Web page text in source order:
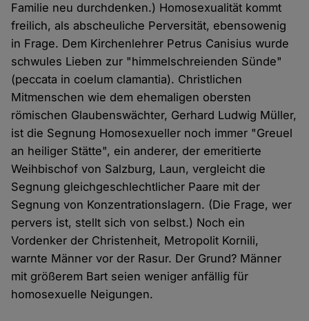
Familie neu durchdenken.) Homosexualität kommt
freilich, als abscheuliche Perversität, ebensowenig
in Frage. Dem Kirchenlehrer Petrus Canisius wurde
schwules Lieben zur "himmelschreienden Sünde"
(peccata in coelum clamantia). Christlichen
Mitmenschen wie dem ehemaligen obersten
römischen Glaubenswächter, Gerhard Ludwig Müller,
ist die Segnung Homosexueller noch immer "Greuel
an heiliger Stätte", ein anderer, der emeritierte
Weihbischof von Salzburg, Laun, vergleicht die
Segnung gleichgeschlechtlicher Paare mit der
Segnung von Konzentrationslagern. (Die Frage, wer
pervers ist, stellt sich von selbst.) Noch ein
Vordenker der Christenheit, Metropolit Kornili,
warnte Männer vor der Rasur. Der Grund? Männer
mit größerem Bart seien weniger anfällig für
homosexuelle Neigungen.